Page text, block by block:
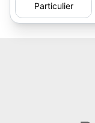
Particulier